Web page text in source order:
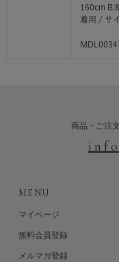
160cm
着用 / サ
商品・ご注
MENU
マイページ
無料会員登録
メルマガ登録